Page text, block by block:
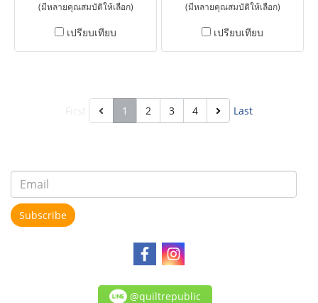
(มีหลายคุณสมบัติให้เลือก)
เปรียบเทียบ
(มีหลายคุณสมบัติให้เลือก)
เปรียบเทียบ
1 2 3 4 Last
Subscribe
@quiltrepublic